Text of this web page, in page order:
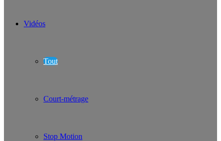
Vidéos
Tout
Court-métrage
Stop Motion